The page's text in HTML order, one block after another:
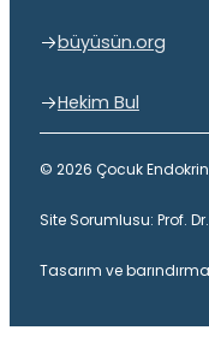
büyüsün.org
Hekim Bul
© 2026 Çocuk
Site Sorumlusu: Prof.
Tasarım ve